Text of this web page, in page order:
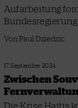
Aufarbeitung
Von Paul Dziedzic
17. September 2024
Zwischen
Die Krise Haitis